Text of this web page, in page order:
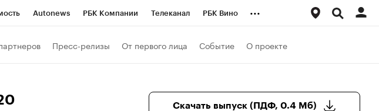
Autonews РБК Компании Телеканал РБК Вино
Бизнес
...
Пресс-релизы От первого лица Событие О проекте
Скачать выпуск (ПДФ, 0.4 Мб)